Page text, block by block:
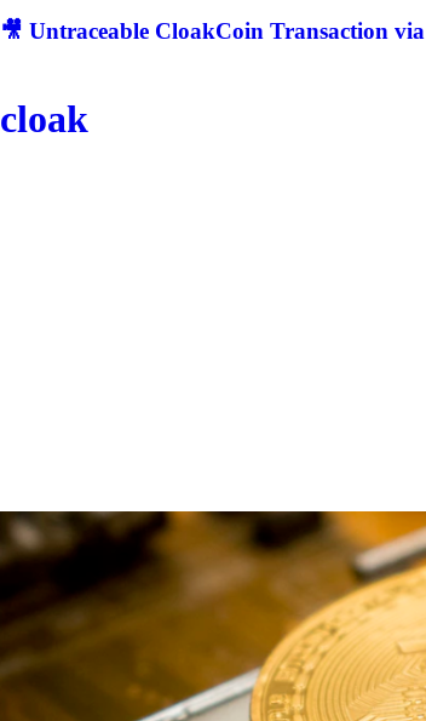
🎥 Untraceable CloakCoin Transaction
cloak